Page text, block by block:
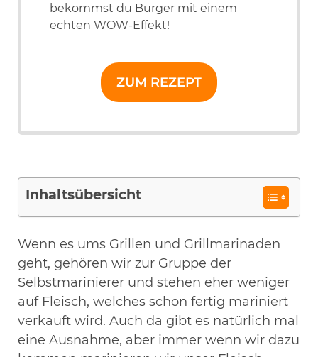
bekommst du Burger mit einem
echten WOW-Effekt!
ZUM REZEPT
Inhaltsübersicht
Wenn es ums Grillen und Grillmarinaden
geht, gehören wir zur Gruppe der
Selbstmarinierer und stehen eher weniger
auf Fleisch, welches schon fertig mariniert
verkauft wird. Auch da gibt es natürlich mal
eine Ausnahme, aber immer wenn wir dazu